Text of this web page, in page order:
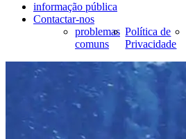
informação pública
Contactar-nos
problemas
comuns
Política de
Privacidade